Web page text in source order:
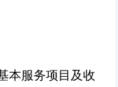
本服务项目及收